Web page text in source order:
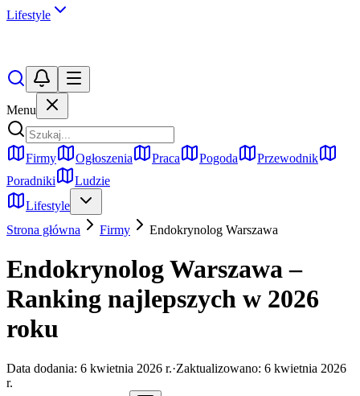
Lifestyle
Menu
Firmy Ogłoszenia Praca Pogoda
Przewodnik
Poradniki
Ludzie
Lifestyle
Strona główna
Firmy Endokrynolog Warszawa
Endokrynolog Warszawa –
Ranking najlepszych w 2026
roku
Data dodania: 6 kwietnia 2026 r.·Zaktualizowano: 6 kwietnia 2026
r.